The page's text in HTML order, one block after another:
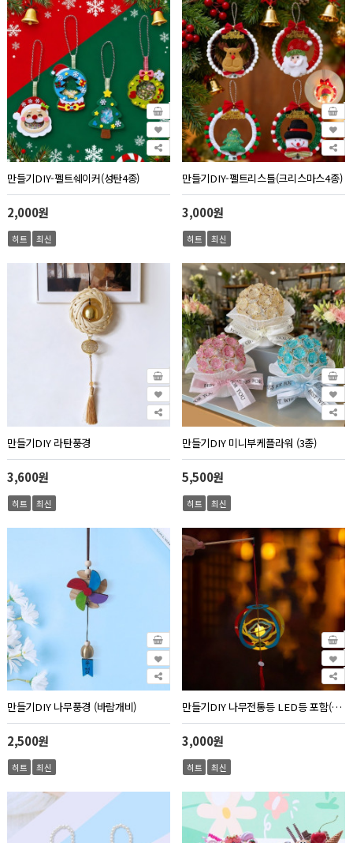
만들기DIY-펠트쉐이커(성탄4종)
2,000원
히트 최신
만들기DIY-펠트리스틀(크리스마스4종)
3,000원
히트 최신
만들기DIY 라탄풍경
3,600원
히트 최신
만들기DIY 미니부케플라워 (3종)
5,500원
히트 최신
만들기DIY 나무풍경 (바람개비)
2,500원
히트 최신
만들기DIY 나무전통등 LED등 포함(전등갓원형)
3,000원
히트 최신